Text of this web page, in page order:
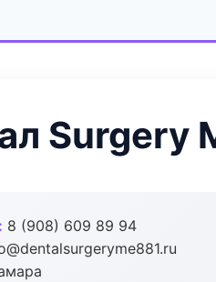
Surgery
8 (908) 609 89 94